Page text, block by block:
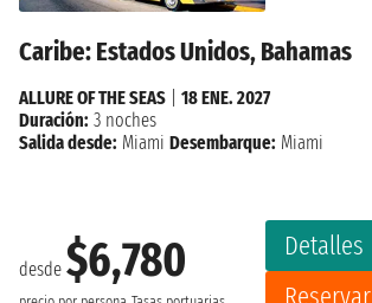
Caribe: Estados Unidos, Bahamas
desde $6,780
Detalles
ALLURE OF THE SEAS
18 ENE. 2027
Duración: 3 noches
Salida desde: Miami Desembarque: Miami